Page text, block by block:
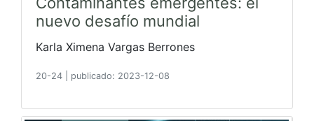
nuevo desafío mundial
Karla Ximena Vargas Berrones
20-24 publicado: 2023-12-08